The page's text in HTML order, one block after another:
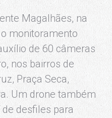
Magalhães, na
monitoramento
de 60 câmeras
nos bairros de
Praça Seca,
Um drone também
desfiles para